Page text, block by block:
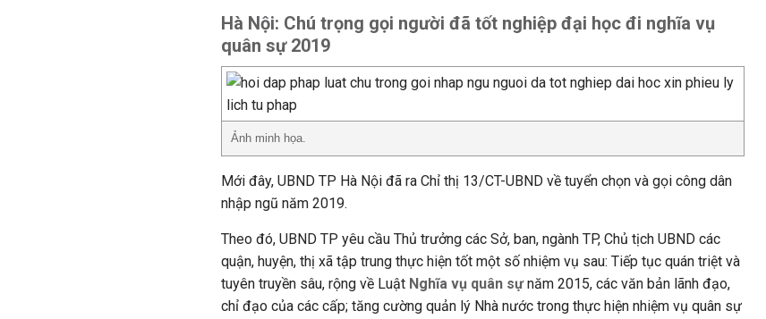
Hà Nội: Chú trọng gọi người đã tốt nghiệp đại học đi nghĩa vụ
quân sự 2019
Ảnh minh họa.
Mới đây, UBND TP Hà Nội đã ra Chỉ thị 13/CT-UBND về tuyển chọn và gọi công dân
nhập ngũ năm 2019.
Theo đó, UBND TP yêu cầu Thủ trưởng các Sở, ban, ngành TP, Chủ tịch UBND các
quận, huyện, thị xã tập trung thực hiện tốt một số nhiệm vụ sau: Tiếp tục quán triệt và
tuyên truyền sâu, rộng về Luật Nghĩa vụ quân sựnăm 2015, các văn bản lãnh đạo,
chỉ đạo của các cấp; tăng cường quản lý Nhà nước trong thực hiện nhiệm vụ quân sự